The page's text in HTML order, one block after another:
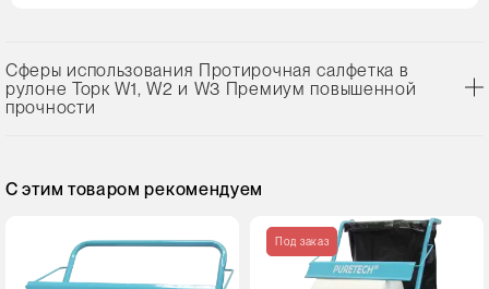
Сферы использования Протирочная салфетка в
рулоне Торк W1, W2 и W3 Премиум повышенной
прочности
С этим товаром рекомендуем
Под заказ